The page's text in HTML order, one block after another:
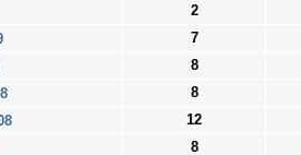
2
7
8
8
12
8